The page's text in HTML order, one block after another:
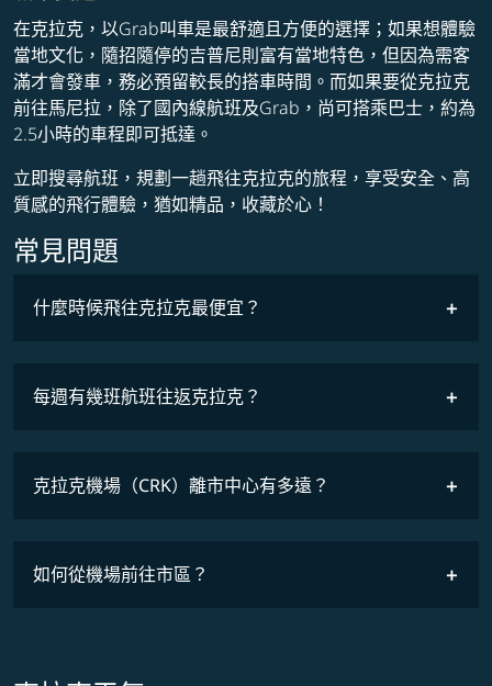
在克拉克，以Grab叫車是最舒適且方便的選擇；如果想體驗
當地文化，隨招隨停的吉普尼則富有當地特色，但因為需客
滿才會發車，務必預留較長的搭車時間。而如果要從克拉克
前往馬尼拉，除了國內線航班及Grab，尚可搭乘巴士，約為
2.5小時的車程即可抵達。
立即搜尋航班，規劃一趟飛往克拉克的旅程，享受安全、高
質感的飛行體驗，猶如精品，收藏於心！
常見問題
什麼時候飛往克拉克最便宜？
COSMILE會員
每週有幾班航班往返克拉克？
克拉克機場（CRK）離市中心有多遠？
如何從機場前往市區？